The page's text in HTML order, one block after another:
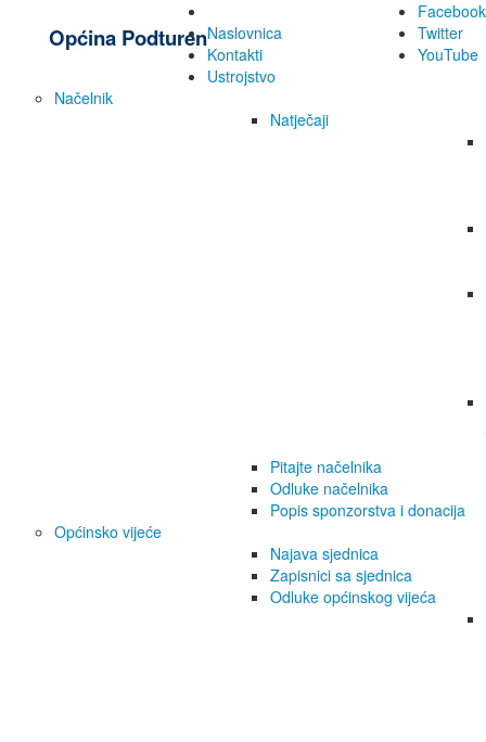
Općina Podturen
Facebook
Twitter
YouTube
Naslovnica
Kontakti
Ustrojstvo
Načelnik
Natječaji
Pitajte načelnika
Odluke načelnika
Popis sponzorstva i donacija
Općinsko vijeće
Najava sjednica
Zapisnici sa sjednica
Odluke općinskog vijeća